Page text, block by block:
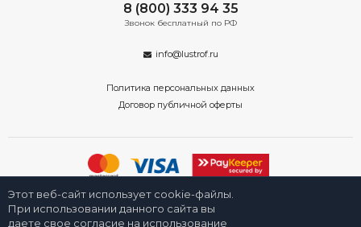
8 (800) 333 94 35
Звонок бесплатный по РФ
info@lustrof.ru
Политика персональных данных
Договор публичной оферты
2008-2026 © Интернет-магазин «Люстроф» в Новосибирске - приборы
освещения для дома и улицы. Все права защищены.
Этот веб-сайт использует cookie-файлы.
При использовании данного сайта вы
даете свое согласие на использование